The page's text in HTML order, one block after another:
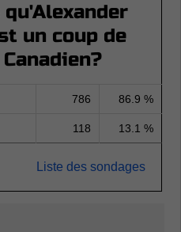
un coup de
786 86.9 %
118 13.1 %
Liste des sondages